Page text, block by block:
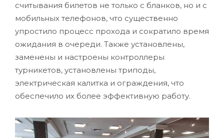
считывания билетов не только с бланков, но и с
мобильных телефонов, что существенно
упростило процесс прохода и сократило время
ожидания в очереди. Также установлены,
заменены и настроены контроллеры
турникетов, установлены триподы,
электрическая калитка и ограждения, что
обеспечило их более эффективную работу.